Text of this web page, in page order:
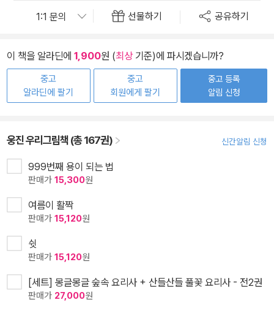
선물하기 공유하기
이 책을 알라딘에 1,900원 (최상기준)에 파시겠습니까?
중고
알라딘에 팔기
중고
회원에게 팔기
중고 등록
알림 신청
웅진 우리그림책 (총 167권) 신간알림 신청
999번째 용이 되는 법
판매가 15,300원
여름이 활짝
판매가 15,120원
쉿
판매가 15,120원
[세트] 몽글몽글 숲속 요리사 + 산들산들 풀꽃 요리사 - 전2권
판매가 27,000원